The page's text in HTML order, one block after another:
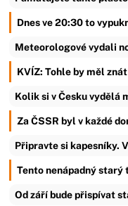
Dnes ve 20:30 to
Meteorologové vydali
KVÍZ: Tohle by měl
Kolik si v Česku vydělá
Za ČSSR byl v každé
Připravte si kapesníky.
Tento nenápadný
Od září bude přispívat